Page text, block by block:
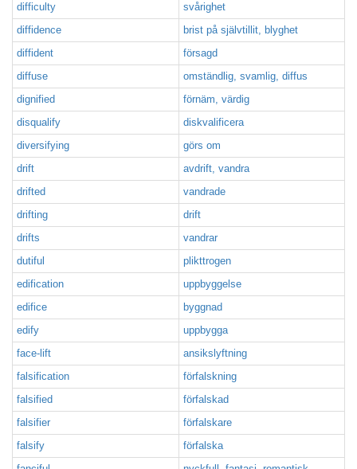
difficulty
svårighet
diffidence
brist på självtillit, blyghet
diffident
försagd
diffuse
omständlig, svamlig, diffus
dignified
förnäm, värdig
disqualify
diskvalificera
diversifying
görs om
drift
avdrift, vandra
drifted
vandrade
drifting
drift
drifts
vandrar
dutiful
plikttrogen
edification
uppbyggelse
edifice
byggnad
edify
uppbygga
face-lift
ansikslyftning
falsification
förfalskning
falsified
förfalskad
falsifier
förfalskare
falsify
förfalska